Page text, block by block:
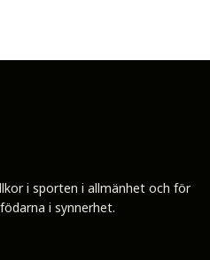
i sporten i allmänhet och för
i synnerhet.